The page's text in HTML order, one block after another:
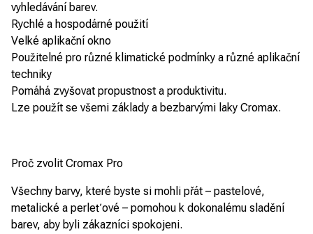
vyhledávání barev.
Rychlé a hospodárné použití
Velké aplikační okno
Použitelné pro různé klimatické podmínky a různé aplikační
techniky
Pomáhá zvyšovat propustnost a produktivitu.
Lze použít se všemi základy a bezbarvými laky Cromax.
Proč zvolit Cromax Pro
Všechny barvy, které byste si mohli přát – pastelové,
metalické a perleťové – pomohou k dokonalému sladění
barev, aby byli zákazníci spokojeni.